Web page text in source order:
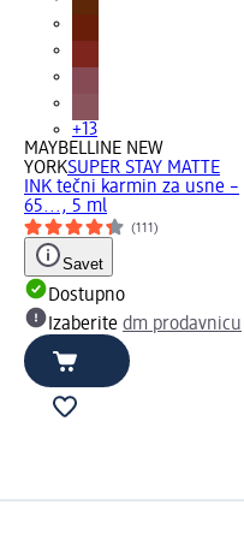
+13
MAYBELLINE NEW
YORKSUPER STAY MATTE
INK tečni karmin za usne –
65..., 5 ml
(111)
Savet
Dostupno
Izaberite dm prodavnicu